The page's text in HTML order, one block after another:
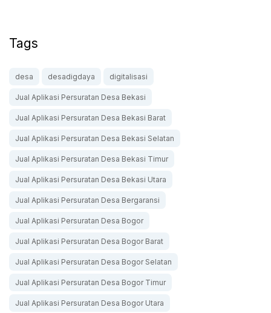
Tags
desa desadigdaya digitalisasi
Jual Aplikasi Persuratan Desa Bekasi
Jual Aplikasi Persuratan Desa Bekasi Barat
Jual Aplikasi Persuratan Desa Bekasi Selatan
Jual Aplikasi Persuratan Desa Bekasi Timur
Jual Aplikasi Persuratan Desa Bekasi Utara
Jual Aplikasi Persuratan Desa Bergaransi
Jual Aplikasi Persuratan Desa Bogor
Jual Aplikasi Persuratan Desa Bogor Barat
Jual Aplikasi Persuratan Desa Bogor Selatan
Jual Aplikasi Persuratan Desa Bogor Timur
Jual Aplikasi Persuratan Desa Bogor Utara